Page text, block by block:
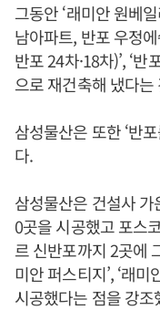
그동안 ‘래미안 원베
남아파트, 반포 우정
반포 24차·18차)’, ‘
으로 재건축해 냈다는
삼성물산은 또한 ‘반
다.
삼성물산은 건설사
0곳을 시공했고 포스
르 신반포까지 2곳에
미안 퍼스티지’, ‘래
시공했다는 점을 강조